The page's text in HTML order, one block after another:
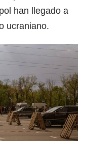
han llegado a
ucraniano.